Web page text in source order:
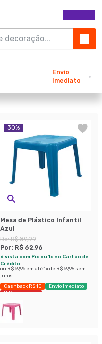
Envio
Imediato
30%
Mesa de Plástico Infantil
Azul
De:R$ 89,99
Por: R$ 62,96
à vista com Pix ou 1x no Cartão de
Crédito
ou R$ 69,96 em até1x de R$ 69,95 sem
juros
Cashback R$ 10
Envio Imediato
Últimas peças